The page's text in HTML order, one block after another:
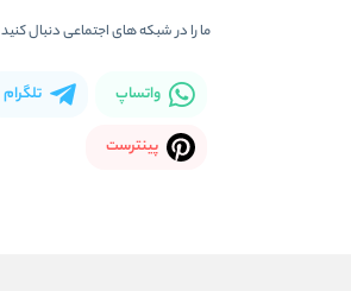
ما را در شبکه های اجتماعی دنبال کنید
واتساپ تلگرام
پینترست